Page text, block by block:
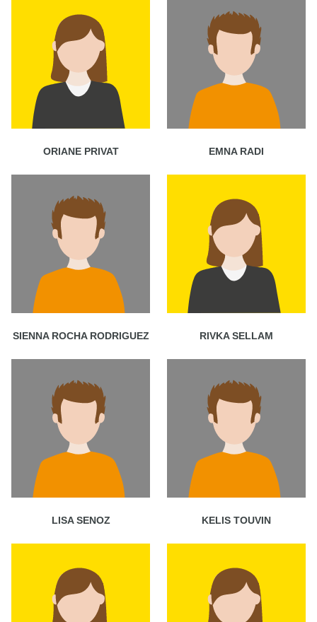
ORIANE PRIVAT EMNA RADI
SIENNA ROCHA RODRIGUEZ RIVKA SELLAM
LISA SENOZ KELIS TOUVIN